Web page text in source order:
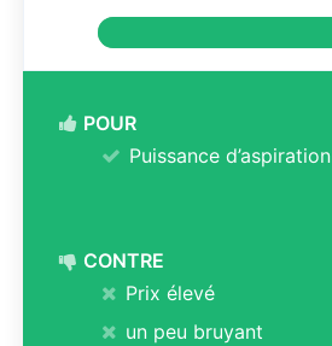
POUR
Puissance d’aspiration
CONTRE
Prix élevé
un peu bruyant